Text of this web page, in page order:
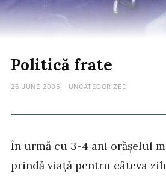
Politică frate
26 JUNE 2006 · UNCATEGORIZED
În urmă cu 3-4 ani orășelul
prindă viață pentru câteva